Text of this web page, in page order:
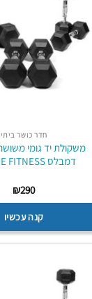
חדר כושר ביתי
דמבלס B-CORE FITNESS
₪290
קנה עכשיו